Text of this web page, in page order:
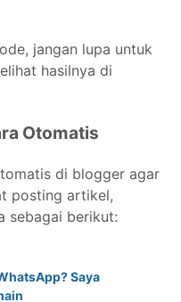
jangan lupa untuk
hasilnya di
Otomatis
di blogger agar
posting artikel,
sebagai berikut:
Saya